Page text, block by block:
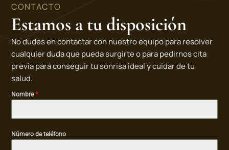
CONTACTO
Estamos a tu disposición
No dudes en contactar con nuestro equipo para resolver
cualquier duda que pueda surgirte o para pedirnos cita
previa para conseguir tu sonrisa ideal y cuidar de tu
salud.
Nombre*
Número de teléfono